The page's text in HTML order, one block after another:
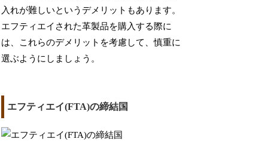
入れが難しいというデメリットもあります。
エフティエイされた革製品を購入する際に
は、これらのデメリットを考慮して、慎重に
選ぶようにしましょう。
エフティエイ(FTA)の締結国